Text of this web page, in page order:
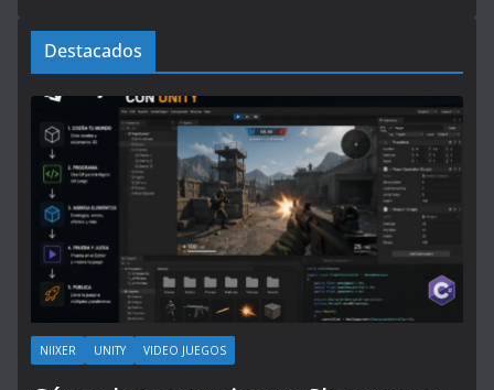
Destacados
NIIXER UNITY VIDEO JUEGOS